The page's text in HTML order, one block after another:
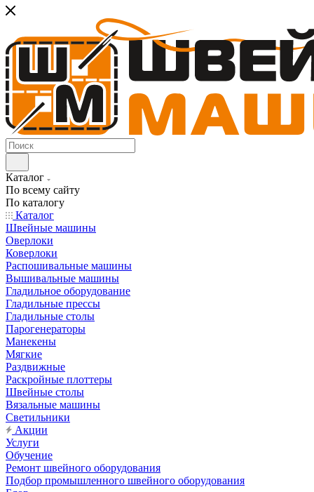
Каталог
По всему сайту
По каталогу
Каталог
Швейные машины
Оверлоки
Коверлоки
Распошивальные машины
Вышивальные машины
Гладильное оборудование
Гладильные прессы
Гладильные столы
Парогенераторы
Манекены
Мягкие
Раздвижные
Раскройные плоттеры
Швейные столы
Вязальные машины
Светильники
Акции
Услуги
Обучение
Ремонт швейного оборудования
Подбор промышленного швейного оборудования